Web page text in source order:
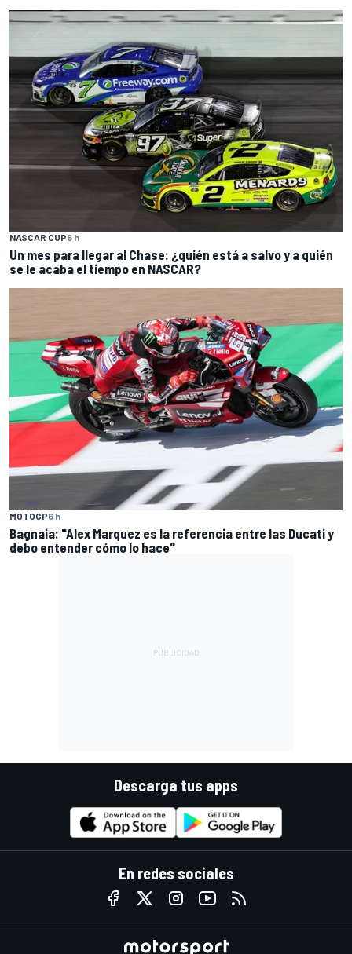
NASCAR CUP6 h
Un mes para llegar al Chase: ¿quién está a salvo y a quién
se le acaba el tiempo en NASCAR?
MOTOGP6 h
Bagnaia: "Alex Marquez es la referencia entre las Ducati y
debo entender cómo lo hace"
Descarga tus apps
En redes sociales